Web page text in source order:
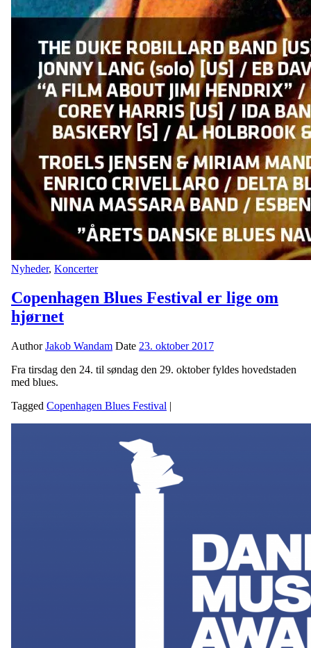
Nyheder, Koncerter
Copenhagen Blues Festival er lige om
hjørnet
AuthorJakob Wandam Date 23. oktober 2017
Fra tirsdag den 24. til søndag den 29. oktober fyldes hovedstaden
med blues.
Tagged Copenhagen Blues Festival |